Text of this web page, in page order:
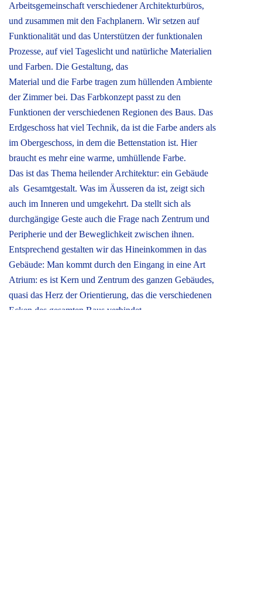
Arbeitsgemeinschaft verschiedener Architekturbüros,
und zusammen mit den Fachplanern. Wir setzen auf
Funktionalität und das Unterstützen der funktionalen
Prozesse, auf viel Tageslicht und natürliche Materialien
und Farben. Die Gestaltung, das
Material und die Farbe tragen zum hüllenden Ambiente
der Zimmer bei. Das Farbkonzept passt zu den
Funktionen der verschiedenen Regionen des Baus. Das
Erdgeschoss hat viel Technik, da ist die Farbe anders als
im Obergeschoss, in dem die Bettenstation ist. Hier
braucht es mehr eine warme, umhüllende Farbe.
Das ist das Thema heilender Architektur: ein Gebäude
als Gesamtgestalt. Was im Äusseren da ist, zeigt sich
auch im Inneren und umgekehrt. Da stellt sich als
durchgängige Geste auch die Frage nach Zentrum und
Peripherie und der Beweglichkeit zwischen ihnen.
Entsprechend gestalten wir das Hineinkommen in das
Gebäude: Man kommt durch den Eingang in eine Art
Atrium: es ist Kern und Zentrum des ganzen Gebäudes,
quasi das Herz der Orientierung, das die verschiedenen
Ecken des gesamten Baus verbindet.